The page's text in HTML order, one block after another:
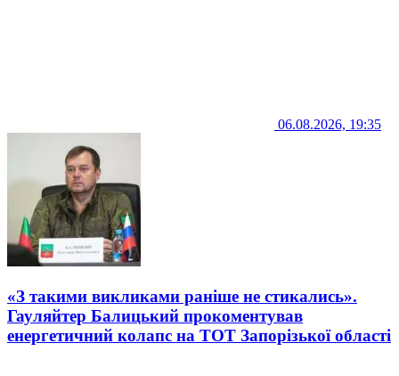
06.08.2026, 19:35
«З такими викликами раніше не стикались».
Гауляйтер Балицький прокоментував
енергетичний колапс на ТОТ Запорізької області